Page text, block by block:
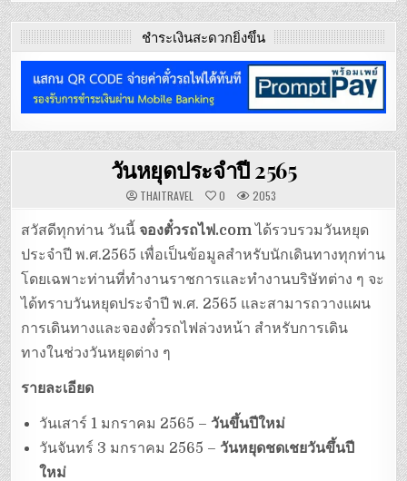
ชำระเงินสะดวกยิ่งขึ้น
วันหยุดประจำปี 2565
THAITRAVEL 0 2053
สวัสดีทุกท่าน วันนี้จองตั๋วรถไฟ.comได้รวบรวมวันหยุด
ประจำปี พ.ศ.2565 เพื่อเป็นข้อมูลสำหรับนักเดินทางทุกท่าน
โดยเฉพาะท่านที่ทำงานราชการและทำงานบริษัทต่าง ๆ จะ
ได้ทราบวันหยุดประจำปี พ.ศ. 2565 และสามารถวางแผน
การเดินทางและจองตั๋วรถไฟล่วงหน้า สำหรับการเดิน
ทางในช่วงวันหยุดต่าง ๆ
รายละเอียด
วันเสาร์ 1 มกราคม 2565 – วันขึ้นปีใหม่
วันจันทร์ 3 มกราคม 2565 – วันหยุดชดเชยวันขึ้นปี
ใหม่